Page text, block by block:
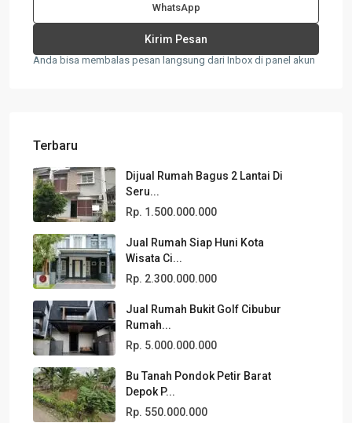
WhatsApp
Anda bisa membalas pesan langsung dari Inbox di panel akun
Terbaru
Dijual Rumah Bagus 2 Lantai Di
Seru...
Rp. 1.500.000.000
Jual Rumah Siap Huni Kota
Wisata Ci...
Rp. 2.300.000.000
Jual Rumah Bukit Golf Cibubur
Rumah...
Rp. 5.000.000.000
Bu Tanah Pondok Petir Barat
Depok P...
Rp. 550.000.000